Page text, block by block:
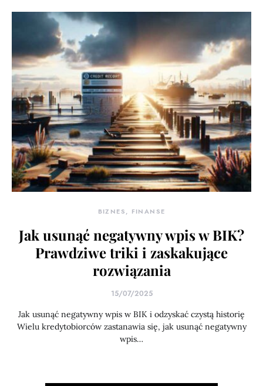
BIZNES, FINANSE
Jak usunąć negatywny wpis w BIK?
Prawdziwe triki i zaskakujące
rozwiązania
15/07/2025
Jak usunąć negatywny wpis w BIK i odzyskać czystą historię
Wielu kredytobiorców zastanawia się, jak usunąć negatywny
wpis…